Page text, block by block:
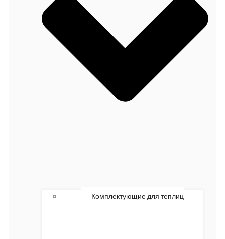
Комплектующие для теплиц